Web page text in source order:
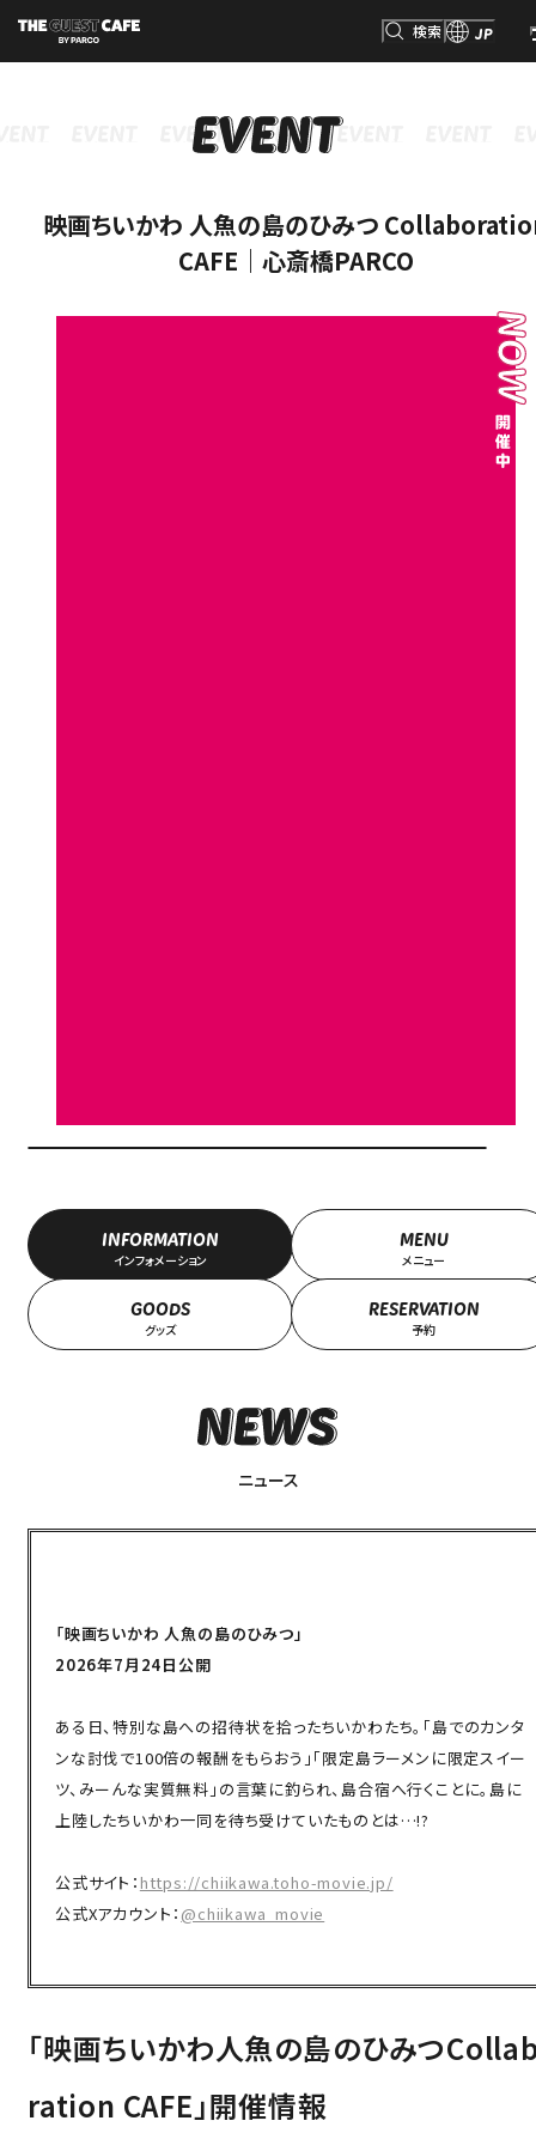
検索 JP
検索
INFORMATION RESERVATION
映画ちいかわ 人魚の島のひみつ
CAFE｜心斎橋PARCO
INFORMATION
インフォメーション
MENU
メニュー
GOODS
グッズ
RESERVATION
予約
ニュース
「映画ちいかわ 人魚の島のひみつ」
2026年7月24日公開
ある日、特別な島への招待状を拾ったちいかわたち。「島でのカンタ
ンな討伐で100倍の報酬をもらおう」「限定島ラーメンに限定スイー
ツ、みーんな実質無料」の言葉に釣られ、島合宿へ行くことに。島に
上陸したちいかわ一同を待ち受けていたものとは…!?
公式サイト： https://chiikawa.toho-movie.jp/
公式Xアカウント： @chiikawa_movie
「映画ちいかわ人魚の島のひみつ
ration CAFE」開催情報